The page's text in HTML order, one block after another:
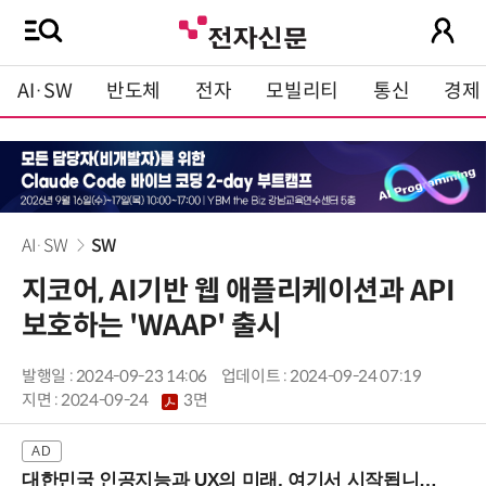
AI·SW 반도체 전자 모빌리티 통신 경제
AI·SW SW
지코어, AI기반 웹 애플리케이션과 API
보호하는 'WAAP' 출시
발행일 : 2024-09-23 14:06
업데이트 : 2024-09-24 07:19
지면 :2024-09-24 3면
대한민국 인공지능과 UX의 미래, 여기서 시작됩니다! (9/2 강남역)